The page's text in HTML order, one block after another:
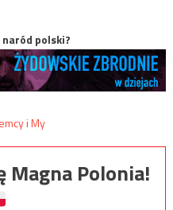
polski?
Magna Polonia!